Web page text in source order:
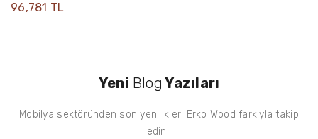
96,781 TL
Yeni Blog Yazıları
Mobilya sektöründen son yenilikleri Erko Wood farkıyla takip
edin..